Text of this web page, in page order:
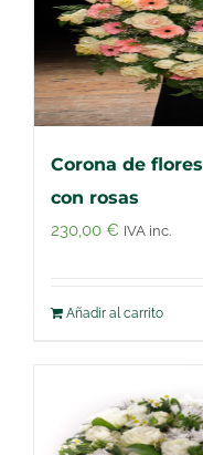
Corona de
con rosas
230,00 € IVA inc.
Añadir al carrito